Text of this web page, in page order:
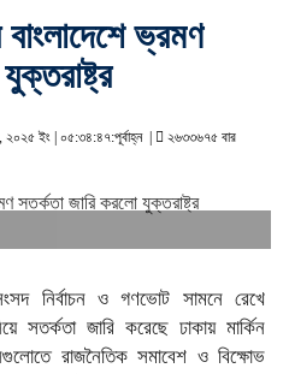
ভ্রমণ
ইং | ০৫:৩৪:৪৭:পূর্বাহ্ন |
২৬৩৩৬৭৫ বার
নির্বাচন ও গণভোট সামনে রেখে
সতর্কতা জারি করেছে ঢাকায় মার্কিন
রাজনৈতিক সমাবেশ ও বিক্ষোভ